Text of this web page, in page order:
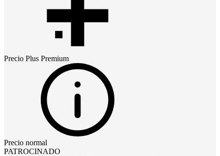
Precio Plus Premium
Precio normal
PATROCINADO